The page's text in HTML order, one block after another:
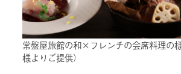
常盤屋旅館の和×フレンチの会席料理の
様よりご提供）